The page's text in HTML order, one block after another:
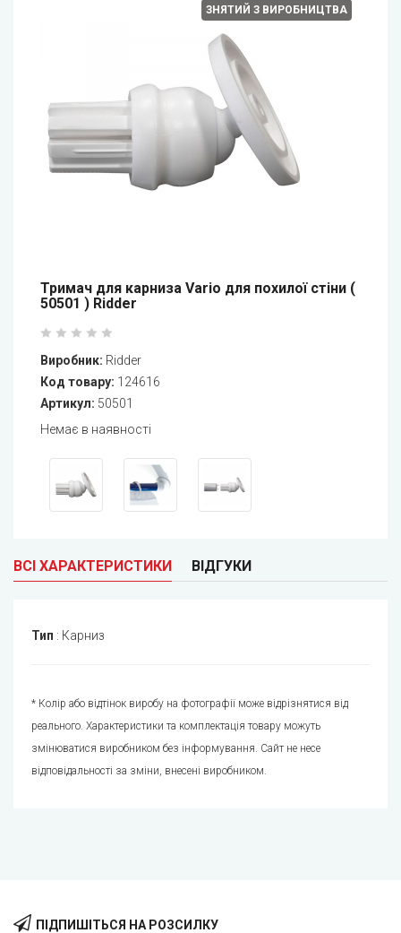
ЗНЯТИЙ З ВИРОБНИЦТВА
Тримач для карниза Vario для похилої стіни (
50501 ) Ridder
Виробник: Ridder
Код товару: 124616
Артикул: 50501
Немає в наявності
ВСІ ХАРАКТЕРИСТИКИ ВІДГУКИ
Тип : Карниз
* Колір або відтінок виробу на фотографії може відрізнятися від
реального. Характеристики та комплектація товару можуть
змінюватися виробником без інформування. Сайт не несе
відповідальності за зміни, внесені виробником.
ПІДПИШІТЬСЯ НА РОЗСИЛКУ